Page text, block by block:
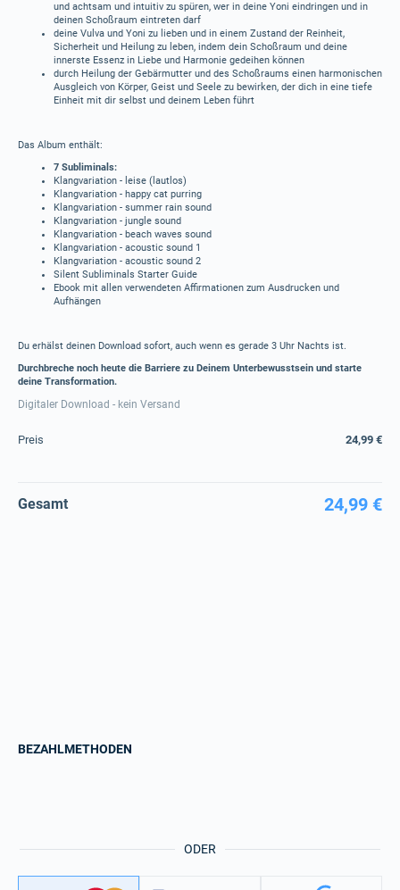
und achtsam und intuitiv zu spüren, wer in deine Yoni eindringen und in
deinen Schoßraum eintreten darf
deine Vulva und Yoni zu lieben und in einem Zustand der Reinheit,
Sicherheit und Heilung zu leben, indem dein Schoßraum und deine
innerste Essenz in Liebe und Harmonie gedeihen können
durch Heilung der Gebärmutter und des Schoßraums einen harmonischen
Ausgleich von Körper, Geist und Seele zu bewirken, der dich in eine tiefe
Einheit mit dir selbst und deinem Leben führt
Das Album enthält:
7 Subliminals:
Klangvariation - leise (lautlos)
Klangvariation - happy cat purring
Klangvariation - summer rain sound
Klangvariation - jungle sound
Klangvariation - beach waves sound
Klangvariation - acoustic sound 1
Klangvariation - acoustic sound 2
Silent Subliminals Starter Guide
Ebook mit allen verwendeten Affirmationen zum Ausdrucken und
Aufhängen
Du erhälst deinen Download sofort, auch wenn es gerade 3 Uhr Nachts ist.
Durchbreche noch heute die Barriere zu Deinem Unterbewusstsein und starte
deine Transformation.
Digitaler Download - kein Versand
Preis 24,99 €
Gesamt 24,99 €
ODER
BEZAHLMETHODEN